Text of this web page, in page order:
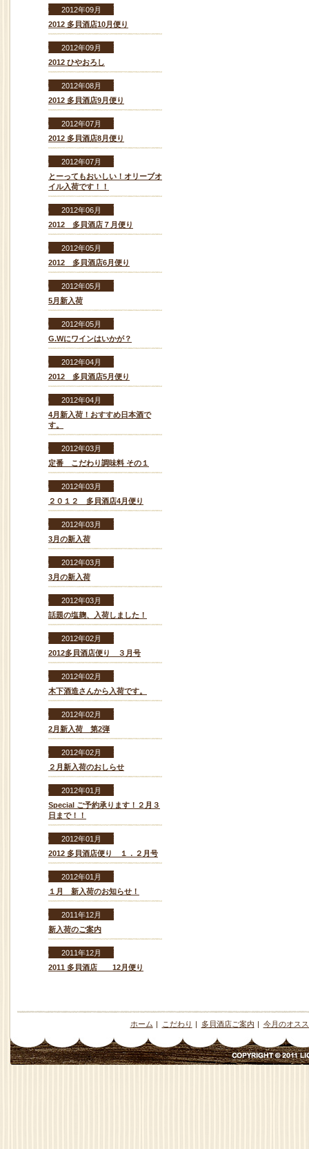
2012年09月
2012 多貝酒店10月便り
2012年09月
2012 ひやおろし
2012年08月
2012 多貝酒店9月便り
2012年07月
2012 多貝酒店8月便り
2012年07月
とーってもおいしい！オリーブオ
イル入荷です！！
2012年06月
2012 多貝酒店７月便り
2012年05月
2012 多貝酒店6月便り
2012年05月
5月新入荷
2012年05月
G.Wにワインはいかが？
2012年04月
2012 多貝酒店5月便り
2012年04月
4月新入荷！おすすめ日本酒で
す。
2012年03月
定番 こだわり調味料 その１
2012年03月
２０１２ 多貝酒店4月便り
2012年03月
3月の新入荷
2012年03月
3月の新入荷
2012年03月
話題の塩麹、入荷しました！
2012年02月
2012多貝酒店便り ３月号
2012年02月
木下酒造さんから入荷です。
2012年02月
2月新入荷 第2弾
2012年02月
２月新入荷のおしらせ
2012年01月
Special ご予約承ります！２月３
日まで！！
2012年01月
2012 多貝酒店便り １．２月号
2012年01月
１月 新入荷のお知らせ！
2011年12月
新入荷のご案内
2011年12月
2011 多貝酒店 12月便り
ホーム | こだわり | 多貝酒店ご案内 | 今月のオス